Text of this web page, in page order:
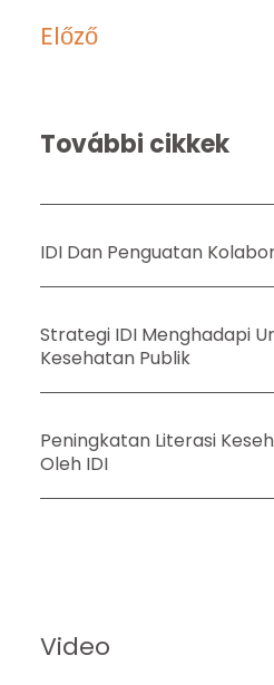
Előző
További cikkek
IDI Dan Penguatan
Strategi IDI Menghadapi
Kesehatan Publik
Peningkatan Literasi
Oleh IDI
Video